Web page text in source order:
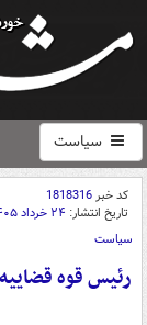
سیاست
کد خبر1818316
تاریخ انتشار: ۲۴ خرداد ۱۴۰۵ - ۱۳:۴۷
سیاست
رئیس قوه